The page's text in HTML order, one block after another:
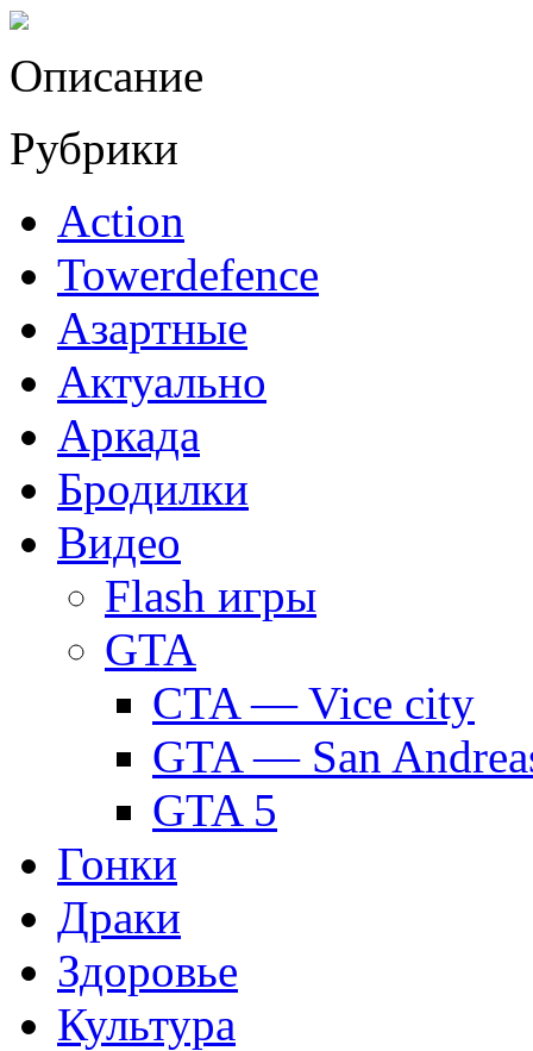
Описание
Рубрики
Action
Towerdefence
Азартные
Актуально
Аркада
Бродилки
Видео
Flash игры
GTA
CTA — Vice city
GTA — San
GTA 5
Гонки
Драки
Здоровье
Культура